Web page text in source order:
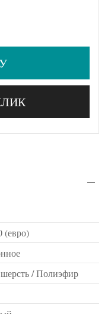
(евро)
/ Полиэфир